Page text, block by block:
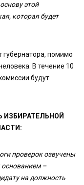
этой
которая будет
губернатора, помимо
В течение 10
будут
ИЗБИРАТЕЛЬНОЙ
проверок озвучены
основанием –
на должность